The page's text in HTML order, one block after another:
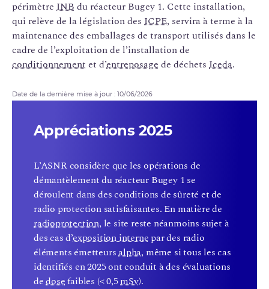
périmètre INB du réacteur Bugey 1. Cette installation,
qui relève de la législation des ICPE, servira à terme à la
maintenance des emballages de transport utilisés dans le
cadre de l’exploitation de l’installation de
conditionnement et d’entreposage de déchets Iceda.
Date de la dernière mise à jour : 10/06/2026
Appréciations 2025
L’ASNR considère que les opérations de
démantèlement du réacteur Bugey 1 se
déroulent dans des conditions de sûreté et de
radio protection satisfaisantes. En matière de
radioprotection, le site reste néanmoins sujet à
des cas d’exposition interne par des radio
éléments émetteursalpha, même si tous les cas
identifiés en 2025 ont conduit à des évaluations
dedosefaibles (< 0,5mSv).